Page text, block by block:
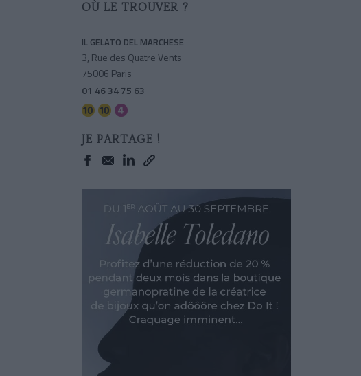
OÙ LE TROUVER ?
IL GELATO DEL MARCHESE
3, Rue des Quatre Vents
75006 Paris
01 46 34 75 63
JE PARTAGE !